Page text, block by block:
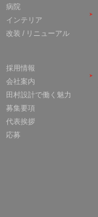
病院
インテリア
改装 / リニューアル
採用情報
会社案内
田村設計で働く魅力
募集要項
代表挨拶
応募